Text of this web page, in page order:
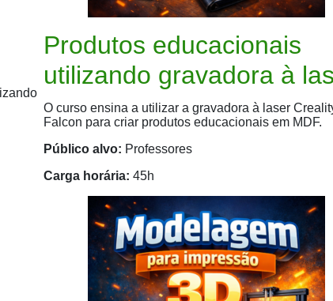
Produtos educacionais
utilizando gravadora à
O curso ensina a utilizar a gravadora à laser
Falcon para criar produtos educacionais em MDF.
Público alvo: Professores
Carga horária: 45h